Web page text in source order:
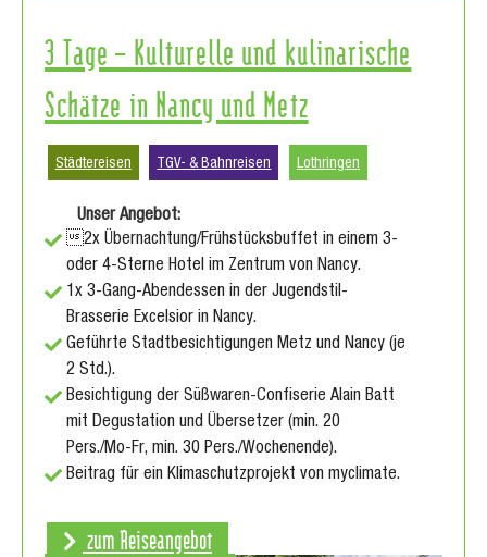
3 Tage – Kulturelle und kulinarische
Schätze in Nancy und Metz
Städtereisen TGV- & Bahnreisen Lothringen
Unser Angebot:
2x Übernachtung/Frühstücksbuffet in einem 3-
oder 4-Sterne Hotel im Zentrum von Nancy.
1x 3-Gang-Abendessen in der Jugendstil-
Brasserie Excelsior in Nancy.
Geführte Stadtbesichtigungen Metz und Nancy (je
2 Std.).
Besichtigung der Süßwaren-Confiserie Alain Batt
mit Degustation und Übersetzer (min. 20
Pers./Mo-Fr, min. 30 Pers./Wochenende).
Beitrag für ein Klimaschutzprojekt von myclimate.
zum Reiseangebot